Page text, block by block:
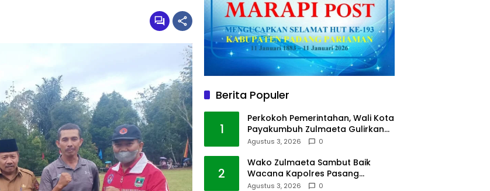
Berita Populer
1
Perkokoh Pemerintahan, Wali Kota
Payakumbuh Zulmaeta Gulirkan
Jabatan
Agustus 3, 2026 0
2
Wako Zulmaeta Sambut Baik
Wacana Kapolres Pasang
Kamera Pantau Lalin
Agustus 3, 2026 0